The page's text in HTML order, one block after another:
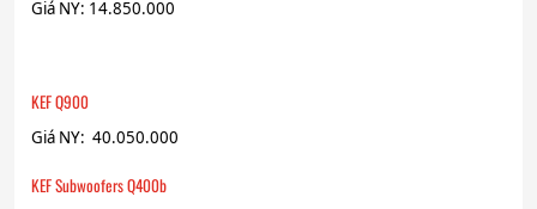
Giá NY: 14.850.000
KEF Q900
Giá NY: 40.050.000
KEF Subwoofers Q400b